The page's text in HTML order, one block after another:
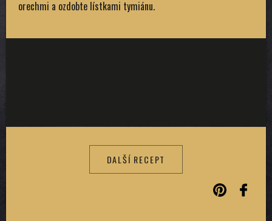
orechmi a ozdobte lístkami tymiánu.
DALŠÍ RECEPT